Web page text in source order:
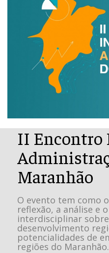
II Encontro
Maranhão
O evento tem como
reflexão, a análise e
interdisciplinar
desenvolvimento
potencialidades de
regiões do Maranhão.